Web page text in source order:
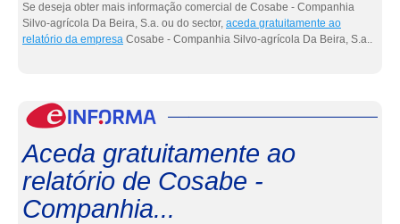
Se deseja obter mais informação comercial de Cosabe - Companhia
Silvo-agrícola Da Beira, S.a. ou do sector, aceda gratuitamente ao
relatório da empresa Cosabe - Companhia Silvo-agrícola Da Beira, S.a..
Aceda gratuitamente ao
relatório de Cosabe -
Companhia...